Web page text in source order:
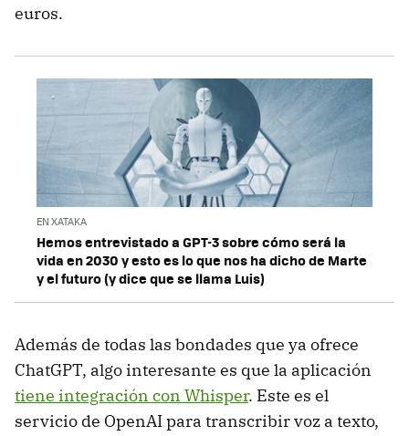
euros.
EN XATAKA
Hemos entrevistado a GPT-3 sobre cómo será la
vida en 2030 y esto es lo que nos ha dicho de Marte
y el futuro (y dice que se llama Luis)
Además de todas las bondades que ya ofrece
ChatGPT, algo interesante es que la aplicación
tiene integración con Whisper. Este es el
servicio de OpenAI para transcribir voz a texto,